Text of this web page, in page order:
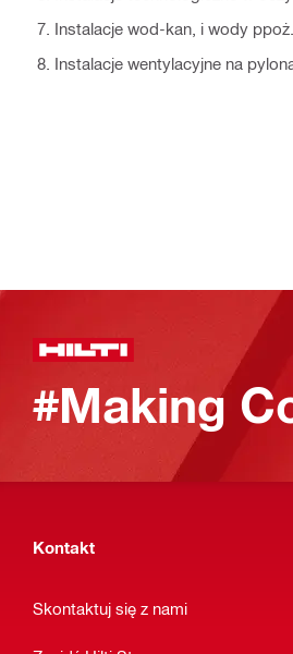
Instalacje wod-kan, i wody
Instalacje wentylacyjne na
#Making
Kontakt
Skontaktuj się z nami